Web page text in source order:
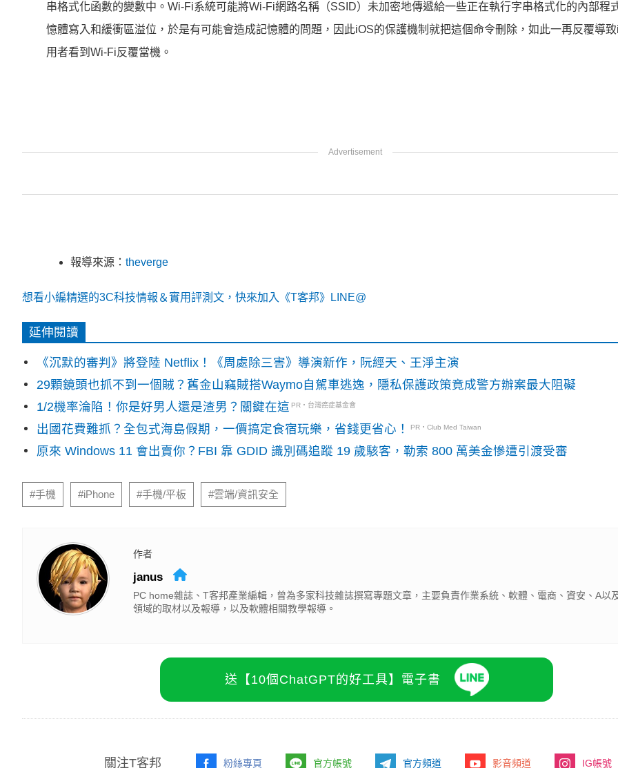
串格式化函數的變數中。Wi-Fi系統可能將Wi-Fi網路名稱（SSID）未加密地傳遞給一些正在執行字串格式化的內部程
憶體寫入和緩衝區溢位，於是有可能會造成記憶體的問題，因此iOS的保護機制就把這個命令刪除，如此一再反覆導
用者看到Wi-Fi反覆當機。
報導來源： theverge
想看小編精選的3C科技情報＆實用評測文，快來加入《T客邦》LINE@
延伸閱讀
《沉默的審判》將登陸 Netflix！《周處除三害》導演新作，阮經天、王淨主演
29顆鏡頭也抓不到一個賊？舊金山竊賊搭Waymo自駕車逃逸，隱私保護政策竟成警方辦案最大阻礙
1/2機率淪陷！你是好男人還是渣男？關鍵在這 PR・台灣癌症基金會
出國花費難抓？全包式海島假期，一價搞定食宿玩樂，省錢更省心！ PR・Club Med Taiwan
原來 Windows 11 會出賣你？FBI 靠 GDID 識別碼追蹤 19 歲駭客，勒索 800 萬美金慘遭引渡受審
#手機 #iPhone #手機/平板 #雲端/資訊安全
作者
janus
PC home雜誌、T客邦產業編輯，曾為多家科技雜誌撰寫專題文章，主要負責作業系統、軟體、電商、資安、A以
領域的取材以及報導，以及軟體相關教學報導。
送【10個ChatGPT的好工具】電子書
關注T客邦 粉絲專頁 官方帳號 官方頻道 影音頻道 IG帳號